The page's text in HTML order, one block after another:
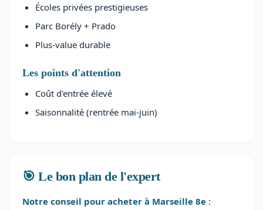
Écoles privées prestigieuses
Parc Borély + Prado
Plus-value durable
Les points d'attention
Coût d'entrée élevé
Saisonnalité (rentrée mai-juin)
🎯 Le bon plan de l'expert
Notre conseil pour acheter à Marseille 8e :